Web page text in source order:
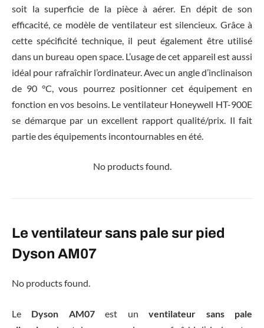
soit la superficie de la pièce à aérer. En dépit de son
efficacité, ce modèle de ventilateur est silencieux. Grâce à
cette spécificité technique, il peut également être utilisé
dans un bureau open space. L’usage de cet appareil est aussi
idéal pour rafraîchir l’ordinateur. Avec un angle d’inclinaison
de 90 °C, vous pourrez positionner cet équipement en
fonction en vos besoins. Le ventilateur Honeywell HT-900E
se démarque par un excellent rapport qualité/prix. Il fait
partie des équipements incontournables en été.
No products found.
Le ventilateur sans pale sur pied
Dyson AM07
No products found.
Le Dyson AM07est unventilateur sans pale